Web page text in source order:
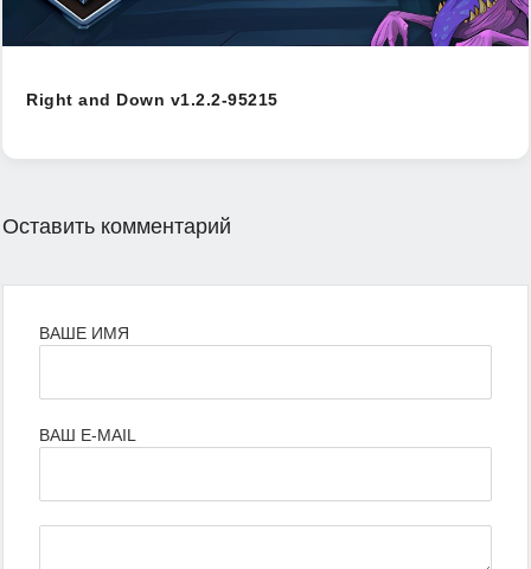
Right and Down v1.2.2-95215
Оставить комментарий
ВАШЕ ИМЯ
ВАШ E-MAIL